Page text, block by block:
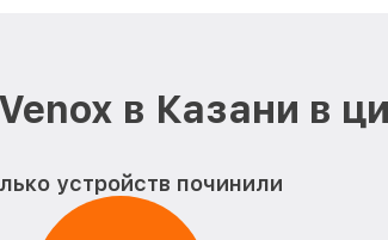
в Казани в
устройств починили